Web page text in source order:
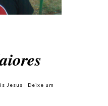
Jesus
Deixe um